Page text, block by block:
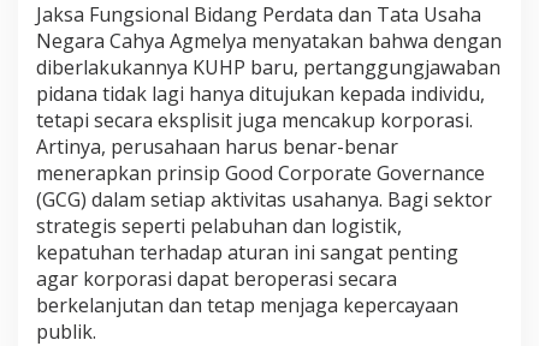
Jaksa Fungsional Bidang Perdata dan Tata Usaha
Negara Cahya Agmelya menyatakan bahwa dengan
diberlakukannya KUHP baru, pertanggungjawaban
pidana tidak lagi hanya ditujukan kepada individu,
tetapi secara eksplisit juga mencakup korporasi.
Artinya, perusahaan harus benar-benar
menerapkan prinsip Good Corporate Governance
(GCG) dalam setiap aktivitas usahanya. Bagi sektor
strategis seperti pelabuhan dan logistik,
kepatuhan terhadap aturan ini sangat penting
agar korporasi dapat beroperasi secara
berkelanjutan dan tetap menjaga kepercayaan
publik.